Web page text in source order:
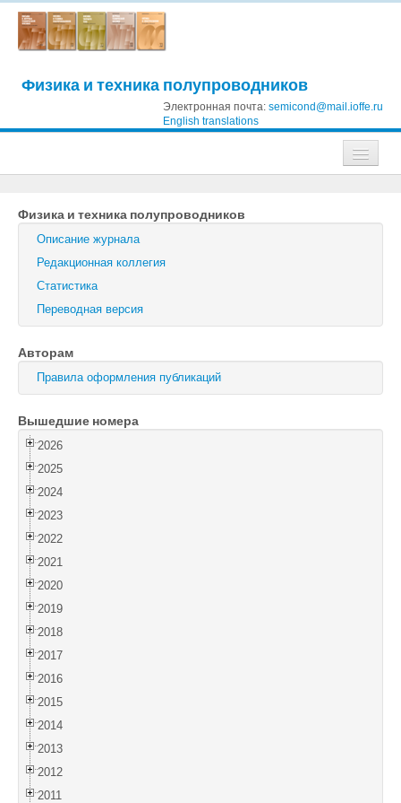
Физика и техника полупроводников
Электронная почта: semicond@mail.ioffe.ru
English translations
Журнал технической физики
Письма в Журнал технической физики
Физика твердого тела
Физика и техника полупроводников
Оптика и спектроскопия
Поиск
Войти
Физика и техника полупроводников
Описание журнала
Редакционная коллегия
Статистика
Переводная версия
Авторам
Правила оформления публикаций
Вышедшие номера
2026
2025
2024
2023
2022
2021
2020
2019
2018
2017
2016
2015
2014
2013
2012
2011